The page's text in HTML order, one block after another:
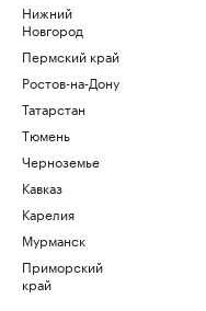
Нижний
Новгород
Пермский край
Ростов-на-Дону
Татарстан
Тюмень
Черноземье
Кавказ
Карелия
Мурманск
Приморский
край